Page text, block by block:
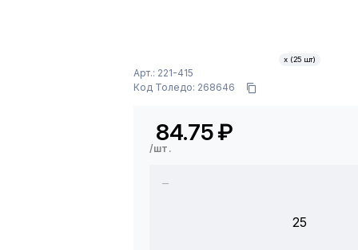
Арт.: 221-415
Код Толедо: 268646
84.75₽
/шт.
х (25 шт)
25